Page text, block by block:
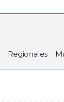
Regionales